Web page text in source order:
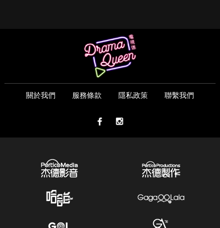
關於我們 服務條款 隱私政策 聯繫我們